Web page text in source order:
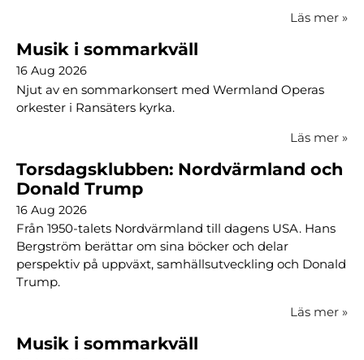
Läs mer »
Musik i sommarkväll
16 Aug 2026
Njut av en sommarkonsert med Wermland Operas
orkester i Ransäters kyrka.
Läs mer »
Torsdagsklubben: Nordvärmland och
Donald Trump
16 Aug 2026
Från 1950-talets Nordvärmland till dagens USA. Hans
Bergström berättar om sina böcker och delar
perspektiv på uppväxt, samhällsutveckling och Donald
Trump.
Läs mer »
Musik i sommarkväll